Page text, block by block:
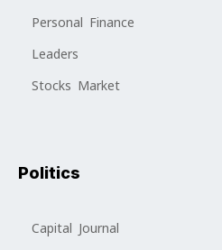
Personal Finance
Leaders
Stocks Market
Politics
Capital Journal